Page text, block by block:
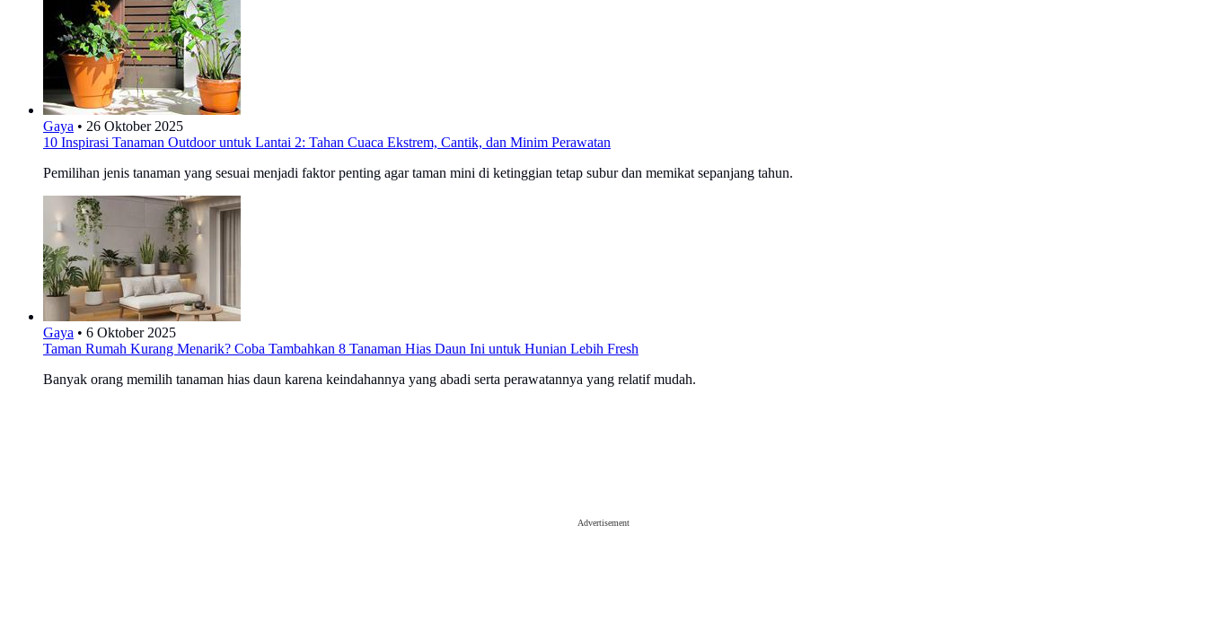
Gaya • 26 Oktober 2025
10 Inspirasi Tanaman Outdoor untuk Lantai 2: Tahan Cuaca Ekstrem, Cantik, dan Minim Perawatan
Pemilihan jenis tanaman yang sesuai menjadi faktor penting agar taman mini di ketinggian tetap subur dan memikat sepanjang tahun.
Gaya • 6 Oktober 2025
Taman Rumah Kurang Menarik? Coba Tambahkan 8 Tanaman Hias Daun Ini untuk Hunian Lebih Fresh
Banyak orang memilih tanaman hias daun karena keindahannya yang abadi serta perawatannya yang relatif mudah.
Advertisement